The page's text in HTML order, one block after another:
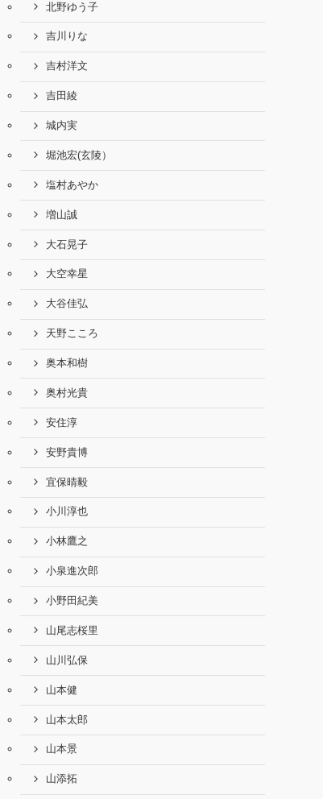
北野ゆう子
吉川りな
吉村洋文
吉田綾
城内実
堀池宏(玄陵）
塩村あやか
増山誠
大石晃子
大空幸星
大谷佳弘
天野こころ
奥本和樹
奥村光貴
安住淳
安野貴博
宜保晴毅
小川淳也
小林鷹之
小泉進次郎
小野田紀美
山尾志桜里
山川弘保
山本健
山本太郎
山本景
山添拓